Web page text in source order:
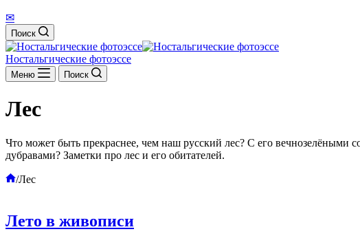
✉
Поиск
Ностальгические фотоэссе
Меню Поиск
Лес
Что может быть прекраснее, чем наш русский лес? С его
дубравами? Заметки про лес и его обитателей.
Главная
/Лес
Лето в живописи